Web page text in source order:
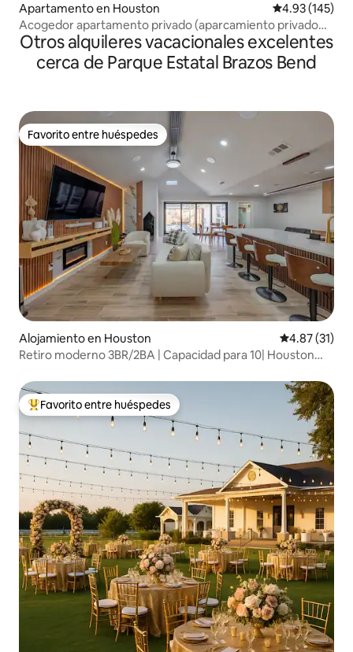
Apartamento en Houston Calificación
4.93 (145)
Acogedor apartamento privado (aparcamiento privado
gratuito).
Otros alquileres vacacionales excelentes
cerca de Parque Estatal Brazos Bend
Favorito entre huéspedes
Favorito entre huéspedes
Alojamiento en Houston Calificación
4.87 (31)
Retiro moderno 3BR/2BA | Capacidad para 10| Houston
Favorito entre huéspedes preferido
Favorito entre huéspedes